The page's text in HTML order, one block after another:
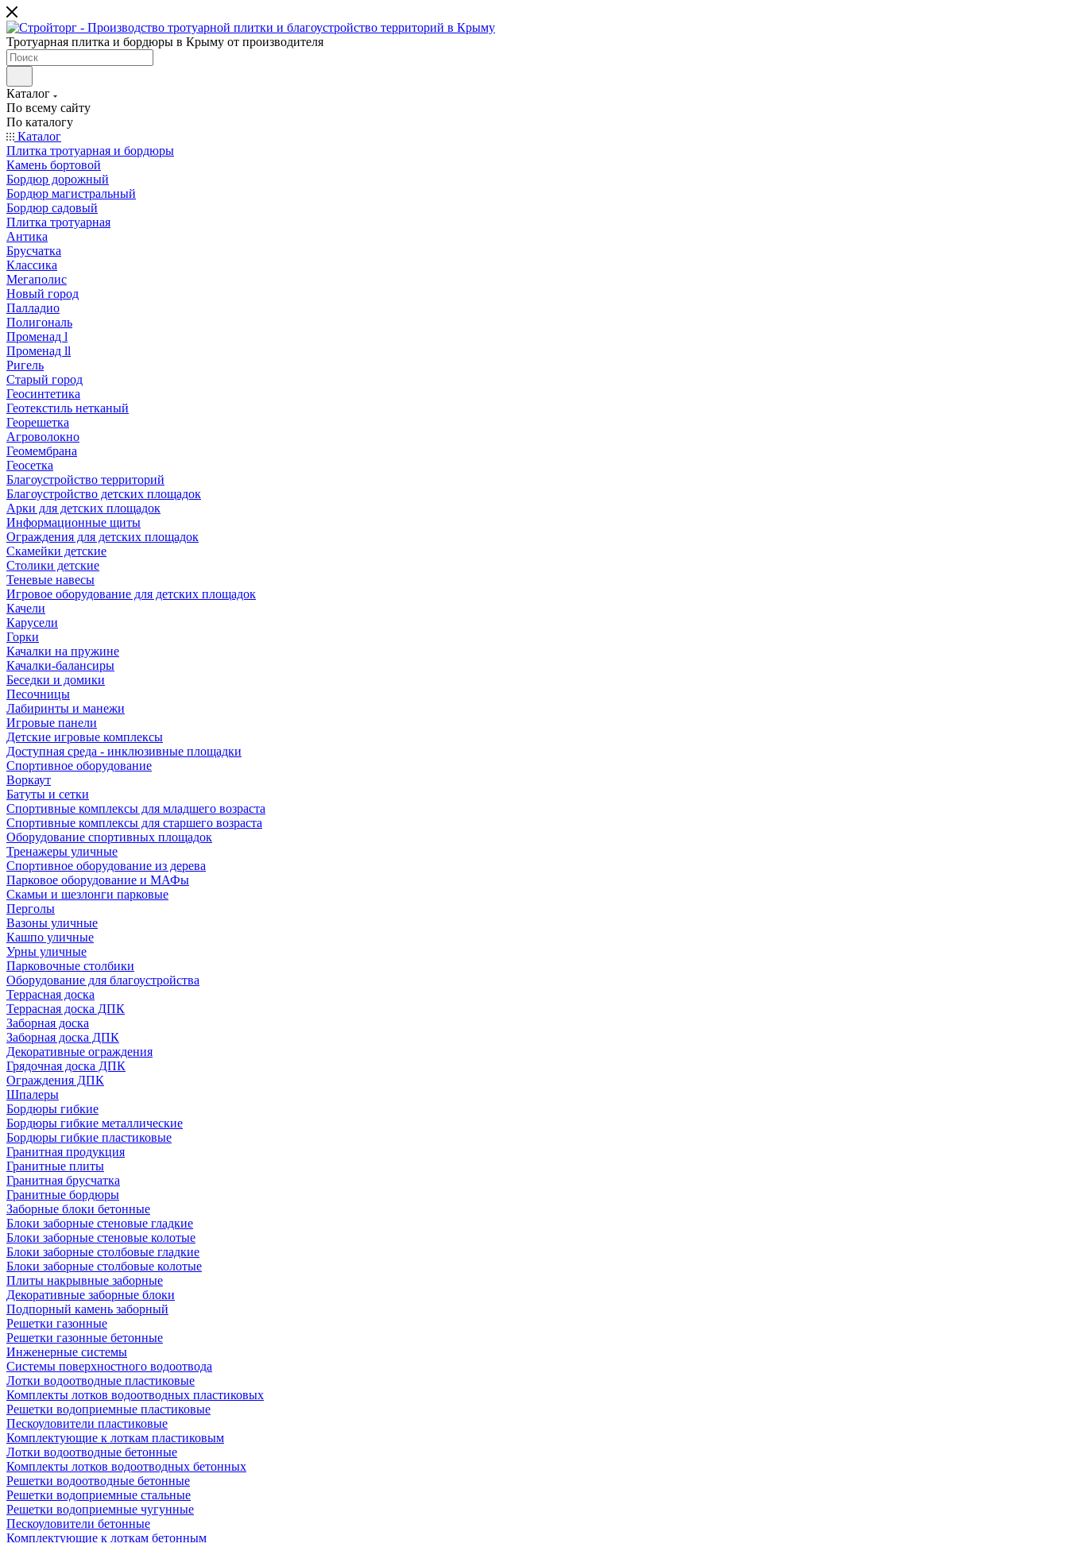
Тротуарная плитка и бордюры в Крыму от производителя
Каталог
По всему сайту
По каталогу
Каталог
Плитка тротуарная и бордюры
Камень бортовой
Бордюр дорожный
Бордюр магистральный
Бордюр садовый
Плитка тротуарная
Антика
Брусчатка
Классика
Мегаполис
Новый город
Палладио
Полигональ
Променад l
Променад ll
Ригель
Старый город
Геосинтетика
Геотекстиль нетканый
Георешетка
Агроволокно
Геомембрана
Геосетка
Благоустройство территорий
Благоустройство детских площадок
Арки для детских площадок
Информационные щиты
Ограждения для детских площадок
Скамейки детские
Столики детские
Теневые навесы
Игровое оборудование для детских площадок
Качели
Карусели
Горки
Качалки на пружине
Качалки-балансиры
Беседки и домики
Песочницы
Лабиринты и манежи
Игровые панели
Детские игровые комплексы
Доступная среда - инклюзивные площадки
Спортивное оборудование
Воркаут
Батуты и сетки
Спортивные комплексы для младшего возраста
Спортивные комплексы для старшего возраста
Оборудование спортивных площадок
Тренажеры уличные
Спортивное оборудование из дерева
Парковое оборудование и МАФы
Скамьи и шезлонги парковые
Перголы
Вазоны уличные
Кашпо уличные
Урны уличные
Парковочные столбики
Оборудование для благоустройства
Террасная доска
Террасная доска ДПК
Заборная доска
Заборная доска ДПК
Декоративные ограждения
Грядочная доска ДПК
Ограждения ДПК
Шпалеры
Бордюры гибкие
Бордюры гибкие металлические
Бордюры гибкие пластиковые
Гранитная продукция
Гранитные плиты
Гранитная брусчатка
Гранитные бордюры
Заборные блоки бетонные
Блоки заборные стеновые гладкие
Блоки заборные стеновые колотые
Блоки заборные столбовые гладкие
Блоки заборные столбовые колотые
Плиты накрывные заборные
Декоративные заборные блоки
Подпорный камень заборный
Решетки газонные
Решетки газонные бетонные
Инженерные системы
Системы поверхностного водоотвода
Лотки водоотводные пластиковые
Комплекты лотков водоотводных пластиковых
Решетки водоприемные пластиковые
Пескоуловители пластиковые
Комплектующие к лоткам пластиковым
Лотки водоотводные бетонные
Комплекты лотков водоотводных бетонных
Решетки водоотводные бетонные
Решетки водоприемные стальные
Решетки водоприемные чугунные
Пескоуловители бетонные
Комплектующие к лоткам бетонным